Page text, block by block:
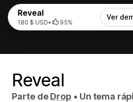
Reveal
180 $ USD• 95%
Ver
Reveal
Parte deDrop • Un tema